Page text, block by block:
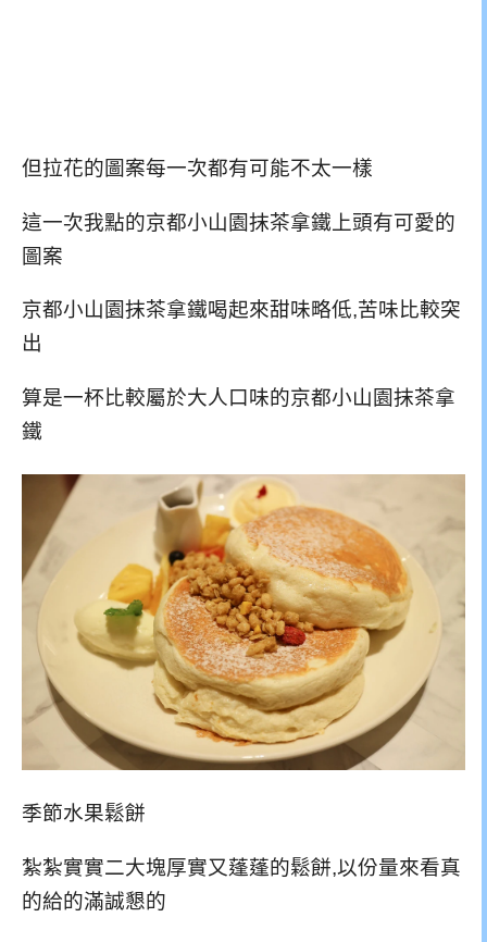
但拉花的圖案每一次都有可能不太一樣
這一次我點的京都小山園抹茶拿鐵上頭有可愛的
圖案
京都小山園抹茶拿鐵喝起來甜味略低,苦味比較突
出
算是一杯比較屬於大人口味的京都小山園抹茶拿
鐵
季節水果鬆餅
紮紮實實二大塊厚實又蓬蓬的鬆餅,以份量來看真
的給的滿誠懇的